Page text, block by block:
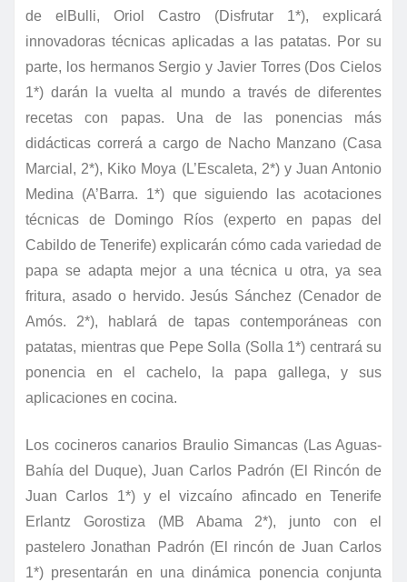
de elBulli, Oriol Castro (Disfrutar 1*), explicará
innovadoras técnicas aplicadas a las patatas. Por su
parte, los hermanos Sergio y Javier Torres (Dos Cielos
1*) darán la vuelta al mundo a través de diferentes
recetas con papas. Una de las ponencias más
didácticas correrá a cargo de Nacho Manzano (Casa
Marcial, 2*), Kiko Moya (L’Escaleta, 2*) y Juan Antonio
Medina (A’Barra. 1*) que siguiendo las acotaciones
técnicas de Domingo Ríos (experto en papas del
Cabildo de Tenerife) explicarán cómo cada variedad de
papa se adapta mejor a una técnica u otra, ya sea
fritura, asado o hervido. Jesús Sánchez (Cenador de
Amós. 2*), hablará de tapas contemporáneas con
patatas, mientras que Pepe Solla (Solla 1*) centrará su
ponencia en el cachelo, la papa gallega, y sus
aplicaciones en cocina.
Los cocineros canarios Braulio Simancas (Las Aguas-
Bahía del Duque), Juan Carlos Padrón (El Rincón de
Juan Carlos 1*) y el vizcaíno afincado en Tenerife
Erlantz Gorostiza (MB Abama 2*), junto con el
pastelero Jonathan Padrón (El rincón de Juan Carlos
1*) presentarán en una dinámica ponencia conjunta